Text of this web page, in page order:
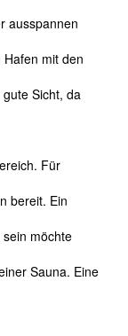
ausspannen
mit den
Sicht, da
Für
bereit. Ein
möchte
Sauna. Eine